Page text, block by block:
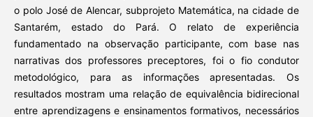
o polo José de Alencar, subprojeto Matemática, na cidade de
Santarém, estado do Pará. O relato de experiência
fundamentado na observação participante, com base nas
narrativas dos professores preceptores, foi o fio condutor
metodológico, para as informações apresentadas. Os
resultados mostram uma relação de equivalência bidirecional
entre aprendizagens e ensinamentos formativos, necessários